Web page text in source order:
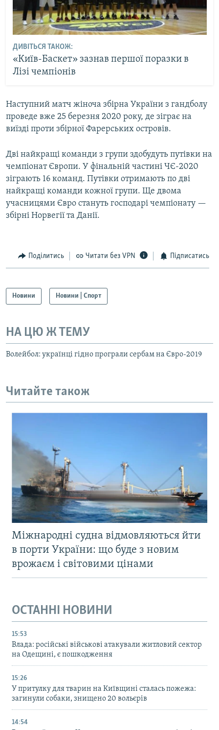
ДИВІТЬСЯ ТАКОЖ:
«Київ-Баскет» зазнав першої поразки в
Лізі чемпіонів
Наступний матч жіноча збірна України з гандболу
проведе вже 25 березня 2020 року, де зіграє на
виїзді проти збірної Фарерських островів.
Дві найкращі команди з групи здобудуть путівки на
чемпіонат Європи. У фінальній частині ЧЄ-2020
зіграють 16 команд. Путівки отримають по дві
найкращі команди кожної групи. Ще двома
учасницями Євро стануть господарі чемпіонату —
збірні Норвегії та Данії.
Поділитись Читати без VPN Підписатись
Новини Новини | Спорт
НА ЦЮ Ж ТЕМУ
Волейбол: українці гідно програли сербам на Євро-2019
Читайте також
Міжнародні судна відмовляються йти
в порти України: що буде з новим
врожаєм і світовими цінами
ОСТАННІ НОВИНИ
15:53
Влада: російські військові атакували житловий сектор
на Одещині, є пошкодження
15:26
У притулку для тварин на Київщині сталась пожежа:
загинули собаки, знищено 20 вольєрів
14:54